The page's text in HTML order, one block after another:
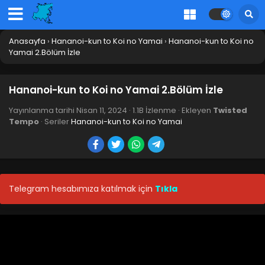
Anasayfa › Hananoi-kun to Koi no Yamai › Hananoi-kun to Koi no
Yamai 2.Bölüm İzle
Hananoi-kun to Koi no Yamai 2.Bölüm İzle
Yayınlanma tarihi Nisan 11, 2024 · 1.1B İzlenme · Ekleyen Twisted
Tempo · SerilerHananoi-kun to Koi no Yamai
Telegram hesabımıza katılmak için Tıkla
Haziran 20, 2024